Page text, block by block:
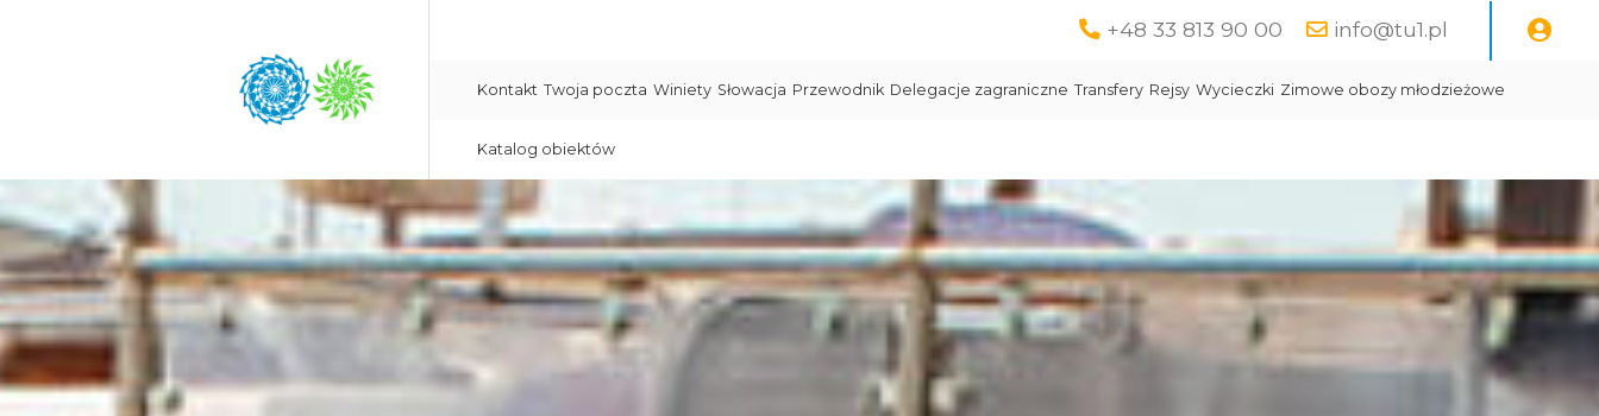
+48 33 813 90 00 info@tu1.pl
Kontakt Twoja poczta Winiety Słowacja Przewodnik Delegacje zagraniczne Transfery Rejsy Wycieczki Zimowe obozy młodzieżowe
Katalog obiektów